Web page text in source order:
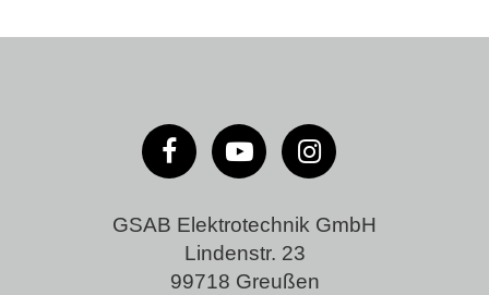
GSAB Elektrotechnik GmbH
Lindenstr. 23
99718 Greußen